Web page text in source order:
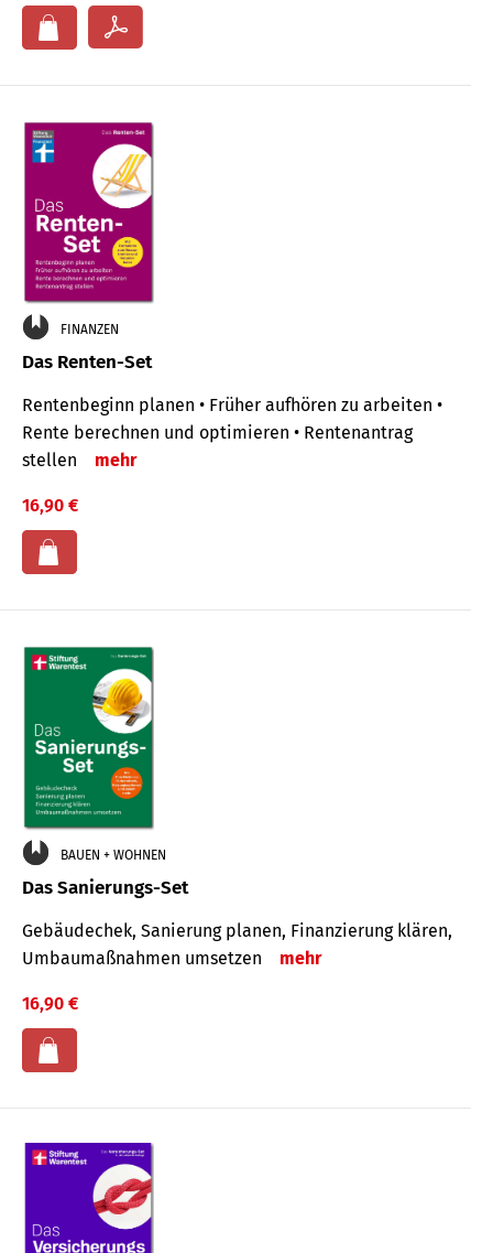
FINANZEN
Das Renten-Set
Rentenbeginn planen • Früher aufhören zu arbeiten •
Rente berechnen und optimieren • Rentenantrag
stellen
mehr
16,90 €
BAUEN + WOHNEN
Das Sanierungs-Set
Gebäudechek, Sanierung planen, Finanzierung klären,
Umbaumaßnahmen umsetzen
mehr
16,90 €